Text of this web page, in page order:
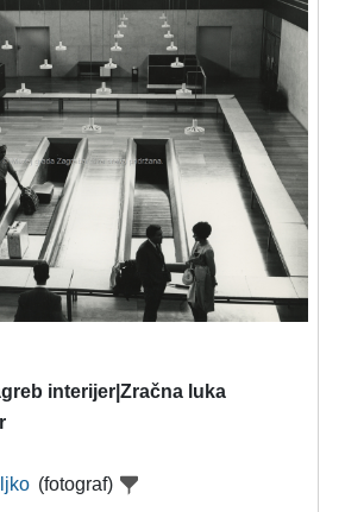
interijer|Zračna luka
(fotograf)